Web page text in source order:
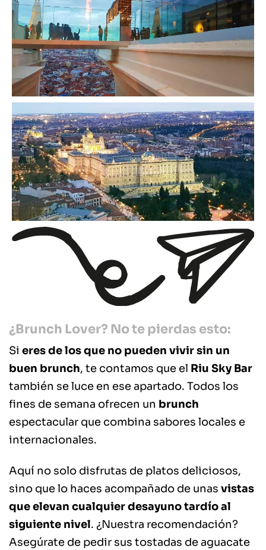
¿Brunch Lover? No te pierdas esto:
Si eres de los que no pueden vivir sin un
buen brunch, te contamos que el Riu Sky Bar
también se luce en ese apartado. Todos los
fines de semana ofrecen un brunch
espectacular que combina sabores locales e
internacionales.
Aquí no solo disfrutas de platos deliciosos,
sino que lo haces acompañado de unas vistas
que elevan cualquier desayuno tardío al
siguiente nivel. ¿Nuestra recomendación?
Asegúrate de pedir sus tostadas de aguacate